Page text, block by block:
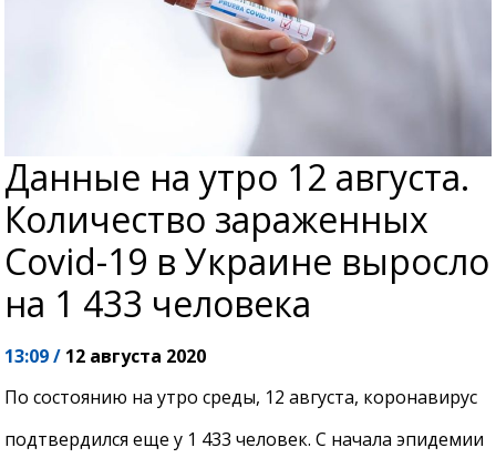
Данные на утро 12 августа.
Количество зараженных
Covid-19 в Украине выросло
на 1 433 человека
13:09 / 12 августа 2020
По состоянию на утро среды, 12 августа, коронавирус
подтвердился еще у 1 433 человек. C начала эпидемии